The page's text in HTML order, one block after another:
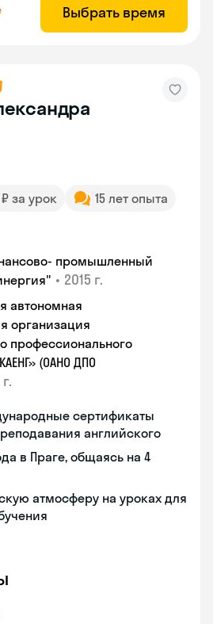
Выбрать время
₽ за урок
15 лет опыта
промышленный
• 2015 г.
автономная
организация
профессионального
(ОАНО ДПО
сертификаты
преподавания английского
в Праге, общаясь на 4
атмосферу на уроках для